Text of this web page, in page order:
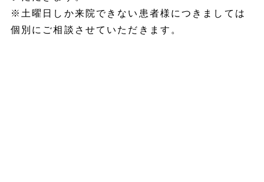
※土曜日しか来院できない患者様につきましては
個別にご相談させていただきます。